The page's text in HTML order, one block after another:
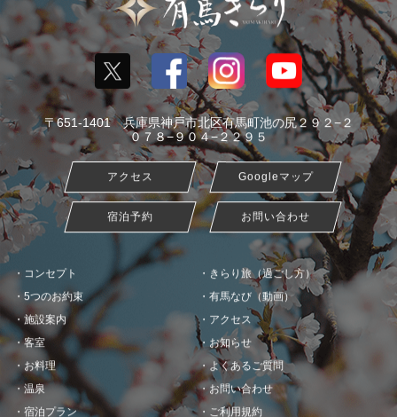
〒651-1401 兵庫県神戸市北区有馬町池の尻２９２−２
０７８−９０４−２２９５
アクセス Googleマップ
宿泊予約 お問い合わせ
コンセプト
5つのお約束
施設案内
客室
お料理
温泉
きらり旅（過ごし方）
有馬なび（動画）
アクセス
お知らせ
宿泊プラン
よくあるご質問
お問い合わせ
ご利用規約